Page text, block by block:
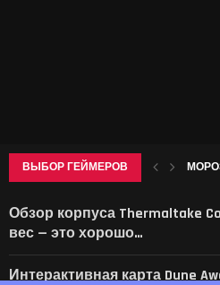
ВЫБОР ГЕЙМЕРОВ В ID
Обзор корпуса Thermaltake
вес — это хорошо…
Интерактивная карта Dune